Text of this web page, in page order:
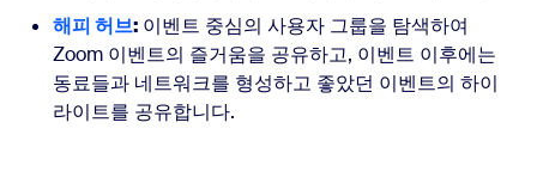
해피 허브: 이벤트 중심의 사용자 그룹을 탐색하여
Zoom 이벤트의 즐거움을 공유하고, 이벤트 이후에는
동료들과 네트워크를 형성하고 좋았던 이벤트의 하이
라이트를 공유합니다.